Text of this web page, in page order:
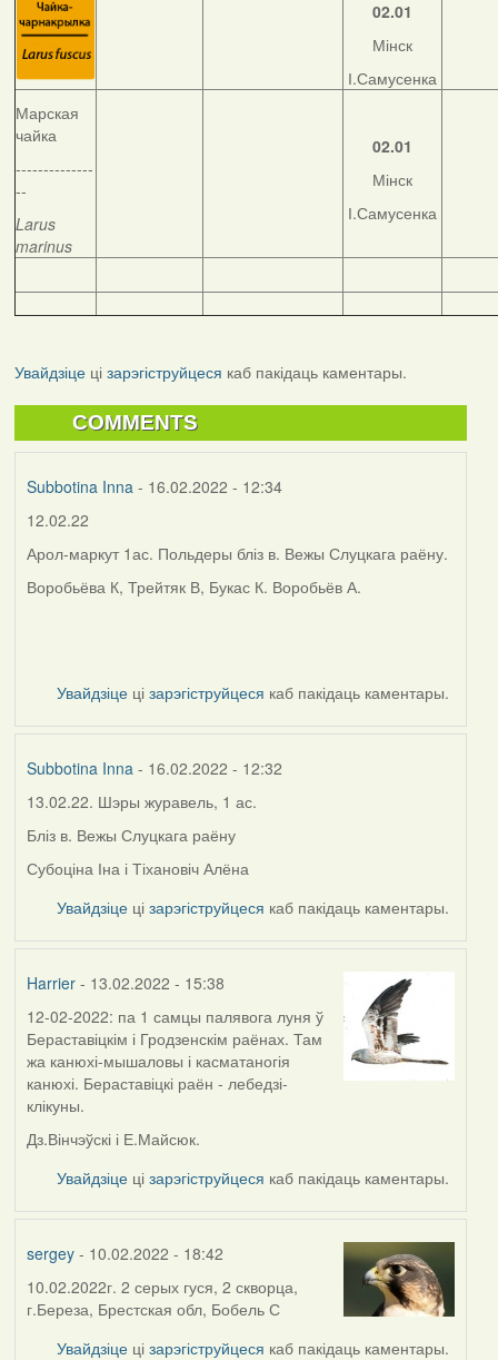
02.01
Мінск
І.Самусенка
Марская
чайка
--------------
--
Larus
marinus
02.01
Мінск
І.Самусенка
Увайдзіцеці зарэгіструйцеся каб пакідаць каментары.
COMMENTS
Subbotina Inna- 16.02.2022 - 12:34
12.02.22
Арол-маркут 1ас. Польдеры бліз в. Вежы Слуцкага раёну.
Воробьёва К, Трейтяк В, Букас К. Воробьёв А.
Увайдзіце цізарэгіструйцеся каб пакідаць каментары.
Subbotina Inna- 16.02.2022 - 12:32
13.02.22. Шэры журавель, 1 ас.
Бліз в. Вежы Слуцкага раёну
Субоціна Іна і Тіхановіч Алёна
Увайдзіце цізарэгіструйцеся каб пакідаць каментары.
Harrier- 13.02.2022 - 15:38
12-02-2022: па 1 самцы палявога луня ў
Бераставіцкім і Гродзенскім раёнах. Там
жа канюхі-мышаловы і касматаногія
канюхі. Бераставіцкі раён - лебедзі-
клікуны.
Дз.Вінчэўскі і Е.Майсюк.
Увайдзіце цізарэгіструйцеся каб пакідаць каментары.
sergey- 10.02.2022 - 18:42
10.02.2022г. 2 серых гуся, 2 скворца,
г.Береза, Брестская обл, Бобель С
Увайдзіце цізарэгіструйцеся каб пакідаць каментары.